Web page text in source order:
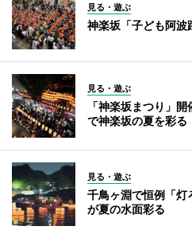
見る・遊ぶ
神楽坂「子ども阿波
見る・遊ぶ
「神楽坂まつり」
で神楽坂の夏を彩る
見る・遊ぶ
千鳥ヶ淵で恒例「
が夏の水面彩る